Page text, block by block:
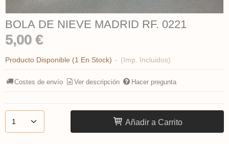
BOLA DE NIEVE MADRID RF. 0221
5,00 €
Producto Disponible (1 En Stock) - (Imp. Incluidos)
Costes de envío Ver descripción Hacer pregunta
Añadir a Carrito